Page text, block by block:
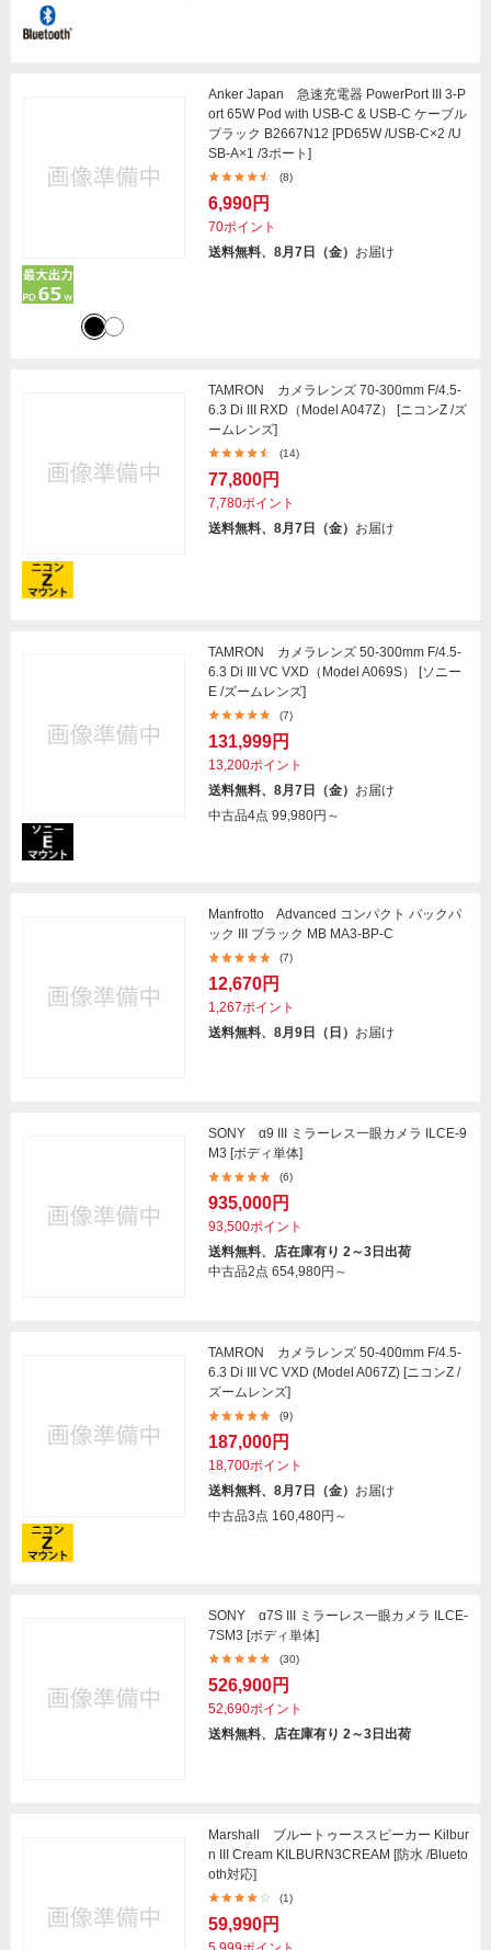
Anker Japan 急速充電器 PowerPort III 3-P
ort 65W Pod with USB-C & USB-C ケーブル
ブラック B2667N12 [PD65W /USB-C×2 /U
SB-A×1 /3ポート]
(8)
6,990円
70ポイント
送料無料、8月7日（金） お届け
TAMRON カメラレンズ 70-300mm F/4.5-
6.3 Di III RXD（Model A047Z） [ニコンZ /ズ
ームレンズ]
(14)
77,800円
7,780ポイント
送料無料、8月7日（金） お届け
TAMRON カメラレンズ 50-300mm F/4.5-
6.3 Di III VC VXD（Model A069S） [ソニー
E /ズームレンズ]
(7)
131,999円
13,200ポイント
送料無料、8月7日（金） お届け
中古品4点 99,980円～
Manfrotto Advanced コンパクト バックパ
ック III ブラック MB MA3-BP-C
(7)
12,670円
1,267ポイント
送料無料、8月9日（日） お届け
SONY α9 III ミラーレス一眼カメラ ILCE-9
M3 [ボディ単体]
(6)
935,000円
93,500ポイント
送料無料、店在庫有り 2～3日出荷
中古品2点 654,980円～
TAMRON カメラレンズ 50-400mm F/4.5-
6.3 Di III VC VXD (Model A067Z) [ニコンZ /
ズームレンズ]
(9)
187,000円
18,700ポイント
送料無料、8月7日（金） お届け
中古品3点 160,480円～
SONY α7S III ミラーレス一眼カメラ ILCE-
7SM3 [ボディ単体]
(30)
526,900円
52,690ポイント
送料無料、店在庫有り 2～3日出荷
Marshall ブルートゥーススピーカー Kilbur
n III Cream KILBURN3CREAM [防水 /Blueto
oth対応]
(1)
59,990円